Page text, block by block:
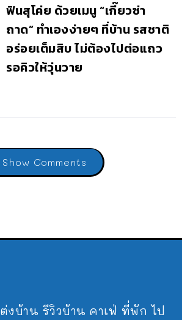
ฟินสุโค่ย ด้วยเมนู “เกี๊ยวซ่า
ถาด” ทำเองง่ายๆ ที่บ้าน รสชาติ
อร่อยเต็มสิบ ไม่ต้องไปต่อแถว
รอคิวให้วุ่นวาย
Show Comments
งบ้าน รีวิวบ้าน คาเฟ่ ที่พัก ไป